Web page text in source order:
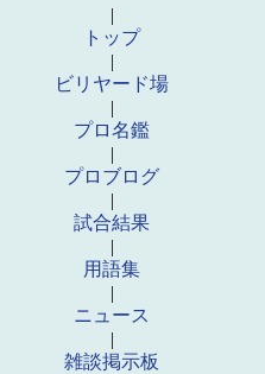
|
トップ
|
ビリヤード場
|
プロ名鑑
|
プロブログ
|
試合結果
|
用語集
|
ニュース
|
雑談掲示板